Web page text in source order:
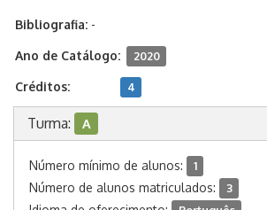
Bibliografia: -
Ano de Catálogo: 2020
Créditos: 4
Turma: A
Número mínimo de alunos: 1
Número de alunos matriculados: 3